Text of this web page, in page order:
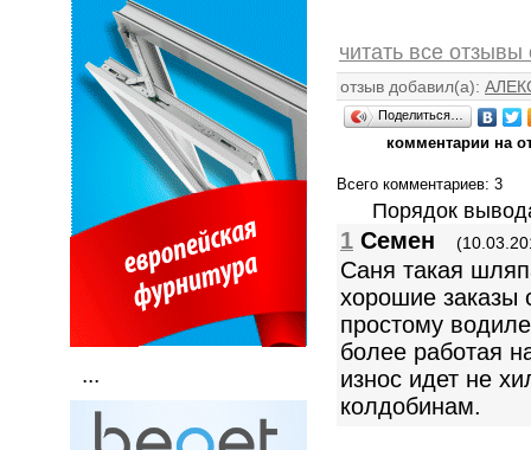
...
читать все
отзыв добавил(а):
Поделиться…
комментарии на
Всего комментариев: 3
Порядок
1 Семен
Саня такая
хорошие заказы
простому
более работая
износ идет не
колдобинам.